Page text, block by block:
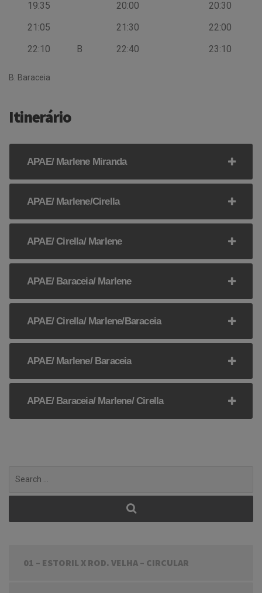
19:35 20:00
20:30
21:05
21:30
22:00
22:10
B 22:40 23:10
B: Baraceia
Itinerário
APAE/ Marlene Miranda
APAE/ Marlene/Cirella
APAE/ Cirella/ Marlene
APAE/ Baraceia/ Marlene
APAE/ Cirella/ Marlene/Baraceia
APAE/ Marlene/ Baraceia
APAE/ Baraceia/ Marlene/ Cirella
for:
01 – ESTORIL X ROD. VELHA – CIRCULAR